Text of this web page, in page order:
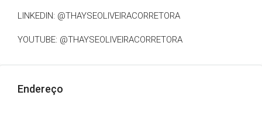
LINKEDIN: @THAYSEOLIVEIRACORRETORA
YOUTUBE: @THAYSEOLIVEIRACORRETORA
Endereço